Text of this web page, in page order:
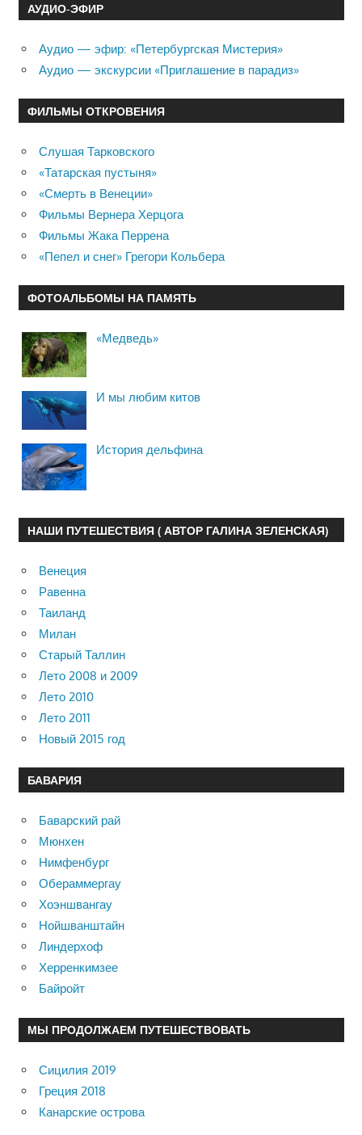
АУДИО-ЭФИР
Аудио — эфир: «Петербургская Мистерия»
Аудио — экскурсии «Приглашение в парадиз»
ФИЛЬМЫ ОТКРОВЕНИЯ
Слушая Тарковского
«Татарская пустыня»
«Смерть в Венеции»
Фильмы Вернера Херцога
Фильмы Жака Перрена
«Пепел и снег» Грегори Кольбера
ФОТОАЛЬБОМЫ НА ПАМЯТЬ
«Медведь»
И мы любим китов
История дельфина
НАШИ ПУТЕШЕСТВИЯ ( АВТОР ГАЛИНА ЗЕЛЕНСКАЯ)
Венеция
Равенна
Таиланд
Милан
Старый Таллин
Лето 2008 и 2009
Лето 2010
Лето 2011
Новый 2015 год
БАВАРИЯ
Баварский рай
Мюнхен
Нимфенбург
Обераммергау
Хоэншвангау
Нойшванштайн
Линдерхоф
Херренкимзее
Байройт
МЫ ПРОДОЛЖАЕМ ПУТЕШЕСТВОВАТЬ
Сицилия 2019
Греция 2018
Канарские острова